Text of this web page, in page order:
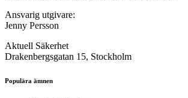
Ansvarig utgivare:
Jenny Persson
Aktuell Säkerhet
Drakenbergsgatan 15, Stockholm
Populära ämnen